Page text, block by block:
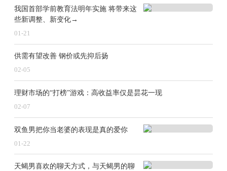
我国首部学前教育法明年实施 将带来这
些新调整、新变化→
01-21
供需有望改善 钢价或先抑后扬
02-05
理财市场的“打榜”游戏：高收益率仅是昙花一现
02-07
双鱼男把你当老婆的表现是真的爱你
01-22
天蝎男喜欢的聊天方式，与天蝎男的聊